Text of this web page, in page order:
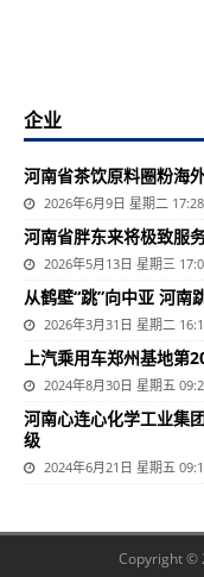
企业
河南省茶饮原料圈粉海
2026年6月9日 星期二 17:28
河南省胖东来将极致服
2026年5月13日 星期三
从鹤壁“跳”向中亚 河南
2026年3月31日 星期二
上汽乘用车郑州基地第
2024年8月30日 星期五
河南心连心化学工业集
级
2024年6月21日 星期五
Copyright ©